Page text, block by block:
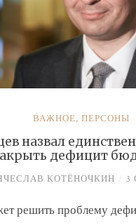
ВАЖНОЕ, ПЕРСОНЫ
назвал
дефицит
КОТЁНОЧКИН / 3
решить проблему